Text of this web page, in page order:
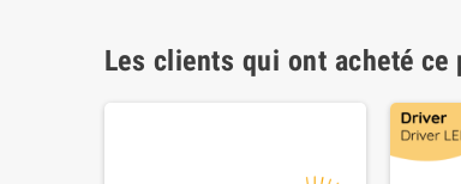
Les clients qui ont acheté